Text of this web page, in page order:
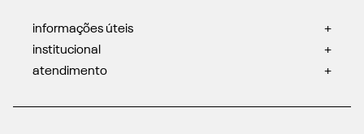
informações úteis
+
institucional
+
atendimento
+